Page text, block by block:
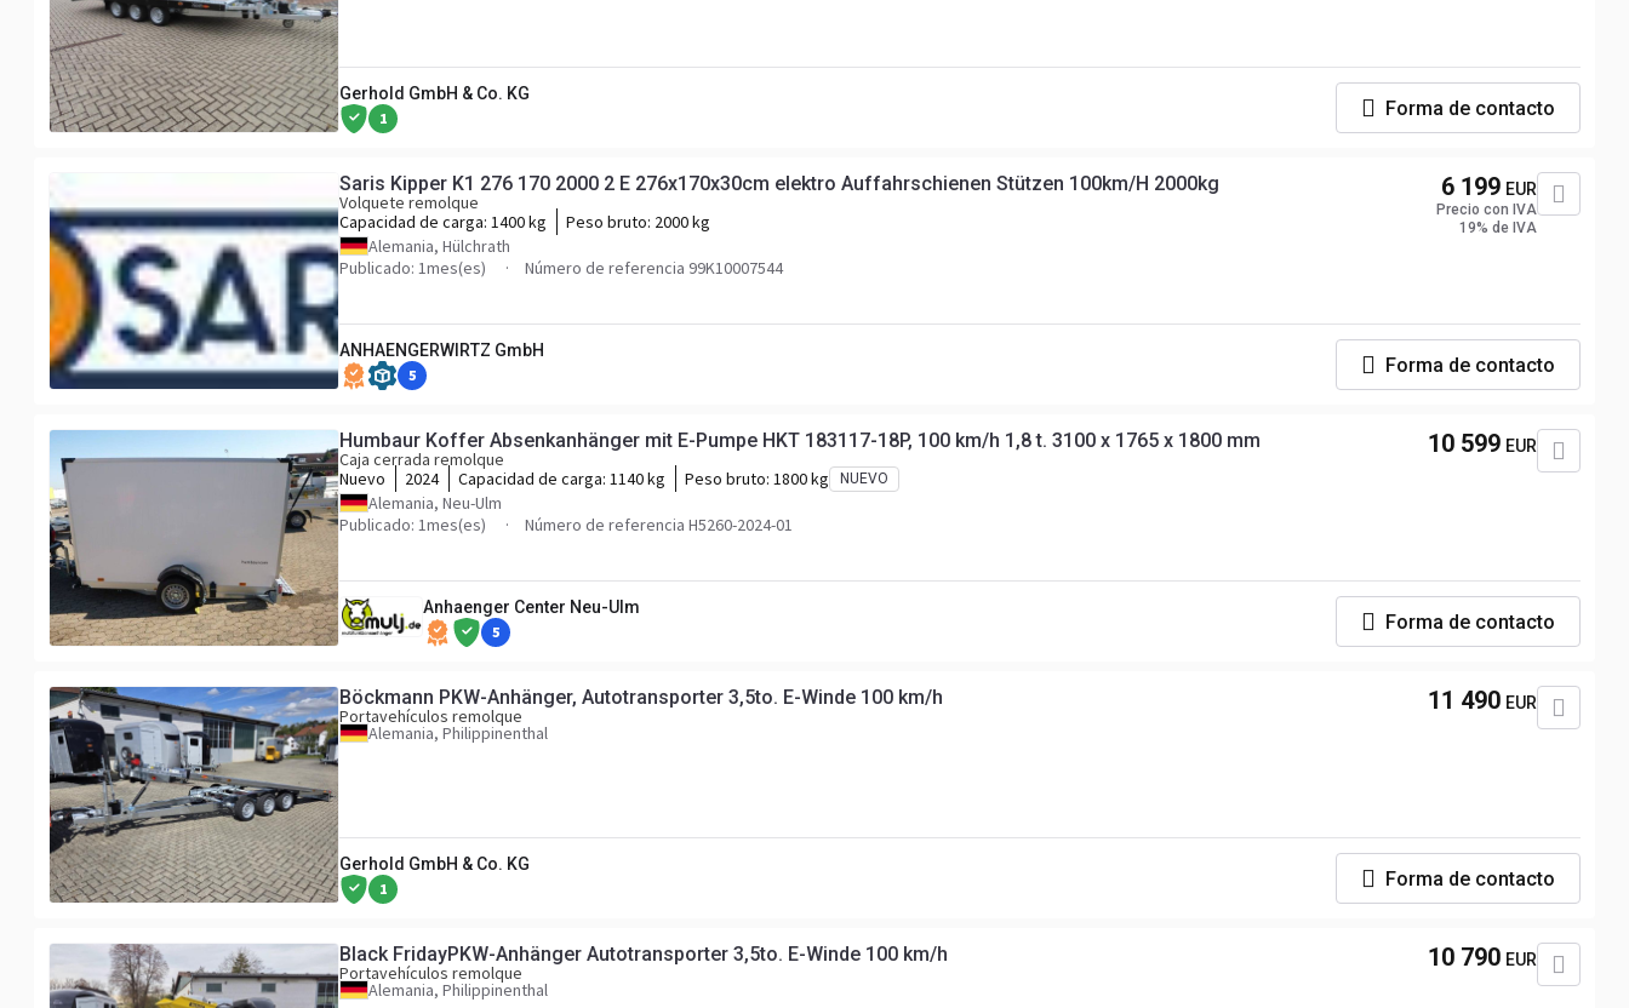
Gerhold GmbH & Co. KG
1 Forma de contacto
Saris Kipper K1 276 170 2000 2 E 276x170x30cm elektro Auffahrschienen Stützen 100km/H 2000kg
Volquete remolque
Capacidad de carga: 1400 kg Peso bruto: 2000 kg
Alemania, Hülchrath
Publicado: 1mes(es)
Número de referencia 99K10007544
6 199 EUR
Precio con IVA
19% de IVA
ANHAENGERWIRTZ GmbH
5 Forma de contacto
Humbaur Koffer Absenkanhänger mit E-Pumpe HKT 183117-18P, 100 km/h 1,8 t. 3100 x 1765 x 1800 mm
Caja cerrada remolque
Nuevo
2024 Capacidad de carga: 1140 kg Peso bruto: 1800 kg NUEVO
Alemania, Neu-Ulm
Publicado: 1mes(es)
Número de referencia H5260-2024-01
10 599 EUR
Anhaenger Center Neu-Ulm
5 Forma de contacto
Böckmann PKW-Anhänger, Autotransporter 3,5to. E-Winde 100 km/h
Portavehículos remolque
Alemania, Philippinenthal
11 490 EUR
Gerhold GmbH & Co. KG
1 Forma de contacto
Black FridayPKW-Anhänger Autotransporter 3,5to. E-Winde 100 km/h
Portavehículos remolque
Alemania, Philippinenthal
10 790 EUR